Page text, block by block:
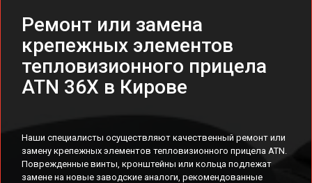
Ремонт или замена
крепежных элементов
тепловизионного прицела
ATN 36X в Кирове
Наши специалисты осуществляют качественный ремонт или
замену крепежных элементов тепловизионного прицела ATN.
Поврежденные винты, кронштейны или кольца подлежат
замене на новые заводские аналоги, рекомендованные